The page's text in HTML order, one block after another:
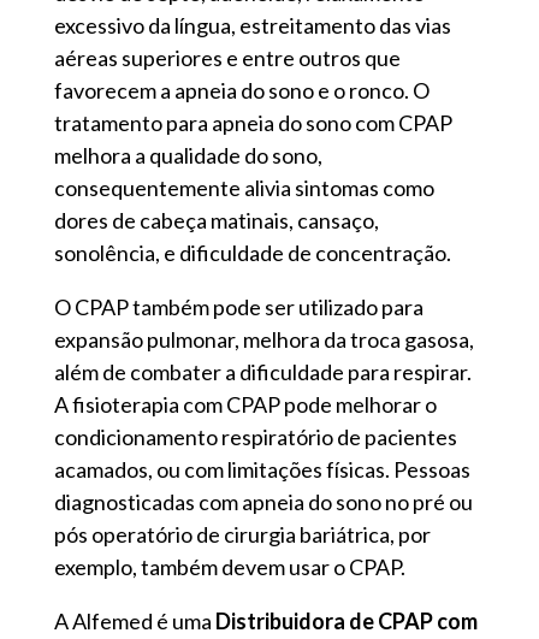
excessivo da língua, estreitamento das vias
aéreas superiores e entre outros que
favorecem a apneia do sono e o ronco. O
tratamento para apneia do sono com CPAP
melhora a qualidade do sono,
consequentemente alivia sintomas como
dores de cabeça matinais, cansaço,
sonolência, e dificuldade de concentração.
O CPAP também pode ser utilizado para
expansão pulmonar, melhora da troca gasosa,
além de combater a dificuldade para respirar.
A fisioterapia com CPAP pode melhorar o
condicionamento respiratório de pacientes
acamados, ou com limitações físicas. Pessoas
diagnosticadas com apneia do sono no pré ou
pós operatório de cirurgia bariátrica, por
exemplo, também devem usar o CPAP.
A Alfemed é uma Distribuidora de CPAP com